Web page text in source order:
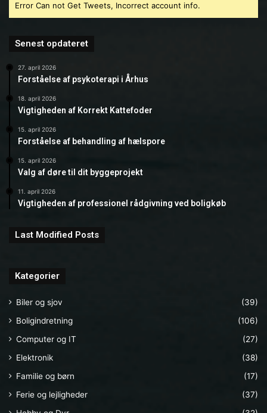
Error Can not Get Tweets, Incorrect account info.
Senest opdateret
27. april 2026
Forståelse af psykoterapi i Århus
18. april 2026
Vigtigheden af Korrekt Kattefoder
15. april 2026
Forståelse af behandling af hælspore
15. april 2026
Valg af døre til dit byggeprojekt
11. april 2026
Vigtigheden af professionel rådgivning ved boligkøb
Last Modified Posts
Kategorier
Biler og sjov
(39)
Boligindretning
(106)
Computer og IT
(27)
Elektronik
(38)
Familie og børn
(17)
Ferie og lejligheder
(37)